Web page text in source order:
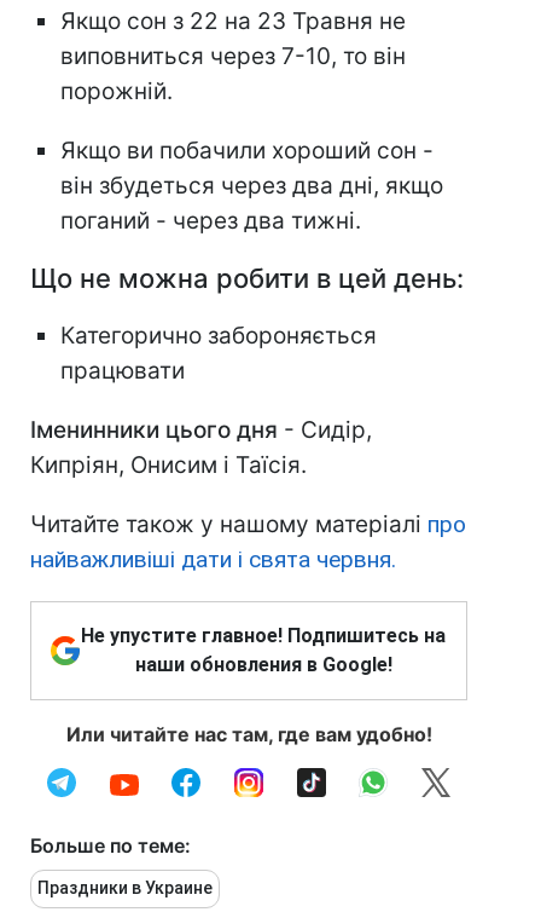
Якщо сон з 22 на 23 Травня не
виповниться через 7-10, то він
порожній.
Якщо ви побачили хороший сон -
він збудеться через два дні, якщо
поганий - через два тижні.
Що не можна робити в цей день:
Категорично забороняється
працювати
Іменинники цього дня - Сидір,
Кипріян, Онисим і Таїсія.
Читайте також у нашому матеріалі про
найважливіші дати і свята червня.
Не упустите главное! Подпишитесь на
наши обновления в Google!
Или читайте нас там, где вам удобно!
Больше по теме:
Праздники в Украине